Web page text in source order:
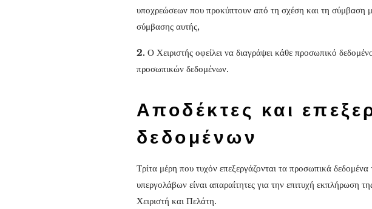
υποχρεώσεων που προκύπτουν από τη σχέση και τη σύμβαση
σύμβασης αυτής,
2. Ο Χειριστής οφείλει να διαγράψει κάθε προσωπικό
προσωπικών δεδομένων.
Αποδέκτες και
δεδομένων
Τρίτα μέρη που τυχόν επεξεργάζονται τα προσωπικά
υπεργολάβων είναι απαραίτητες για την επιτυχή εκπλήρωση
Χειριστή και Πελάτη.